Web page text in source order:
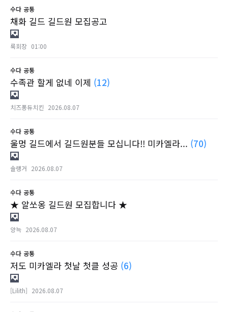
수다 공통
채화 길드 길드원 모집공고
룩회장 01:00
수다 공통
수족관 할게 없네 이제 (12)
치즈퐁듀치킨 2026.08.07
수다 공통
울멍 길드에서 길드원분들 모십니다!! 미카엘라... (70)
솔랭거 2026.08.07
수다 공통
★ 알쏘옹 길드원 모집합니다 ★
양늑 2026.08.07
수다 공통
저도 미카엘라 첫날 첫클 성공 (6)
[Lilith] 2026.08.07